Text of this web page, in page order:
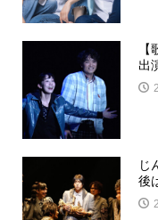
出
じ
後